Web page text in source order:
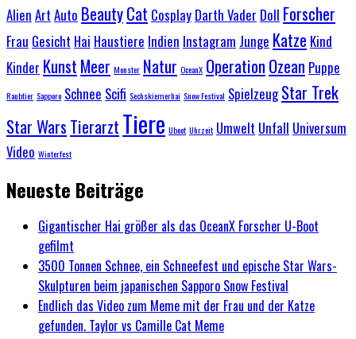
Alien Art Auto BeautyCat Cosplay Darth Vader Doll Forscher
Frau Gesicht Hai Haustiere Indien Instagram Junge Katze Kind
Kinder KunstMeer Monster Natur OceanX OperationOzean Puppe
Raubtier Sapporo Schnee Scifi Sechskiemerhai Snow Festival Spielzeug Star Trek
Star WarsTierarztTiere Uboot Uhrzeit Umwelt Unfall Universum
Video Winterfest
Neueste Beiträge
Gigantischer Hai größer als das OceanX Forscher U-Boot
gefilmt
3500 Tonnen Schnee, ein Schneefest und epische Star Wars-
Skulpturen beim japanischen Sapporo Snow Festival
Endlich das Video zum Meme mit der Frau und der Katze
gefunden. Taylor vs Camille Cat Meme